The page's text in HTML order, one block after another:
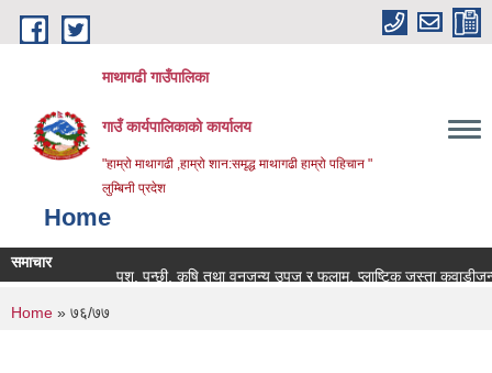
Skip to main content
माथागढी गाउँपालिका
गाउँ कार्यपालिकाको कार्यालय
"हाम्रो माथागढी ,हाम्रो शान:समृद्ध माथागढी हाम्रो पहिचान "
लुम्बिनी प्रदेश
Home
समाचार
पशु, पन्छी, कृषि तथा वनजन्य उपज र फलाम, प्लाष्टिक जस्ता कवाडीजन्य
You are here
Home » ७६/७७